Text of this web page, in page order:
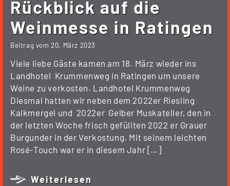
Rückblick auf die
Weinmesse in Ratingen
Beitrag vom20. März 2023
Viele liebe Gäste kamen am 18. März wieder ins
Landhotel Krummenweg in Ratingen um unsere
Weine zu verkosten. Landhotel Krummenweg
Diesmal hatten wir neben dem 2022er Riesling
Kalkmergel und 2022er Gelber Muskateller, den in
der letzten Woche frisch gefüllten 2022 er Grauer
Burgunder in der Verkostung. Mit seinem leichten
Rosé-Touch war er in diesem Jahr […]
Weiterlesen